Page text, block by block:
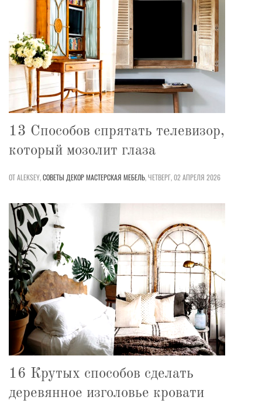
13 Способов спрятать телевизор,
который мозолит глаза
ОТ ALEKSEY,СОВЕТЫ ДЕКОРМАСТЕРСКАЯ МЕБЕЛЬ,ЧЕТВЕРГ, 02 АПРЕЛЯ 2026
16 Крутых способов сделать
деревянное изголовье кровати